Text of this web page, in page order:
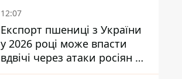
12:07
Експорт пшениці з України
у 2026 році може впасти
вдвічі через атаки росіян по
портах